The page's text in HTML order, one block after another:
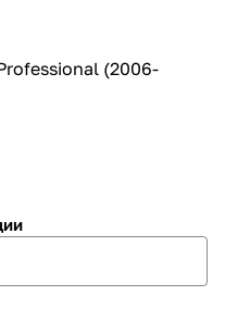
(2006-